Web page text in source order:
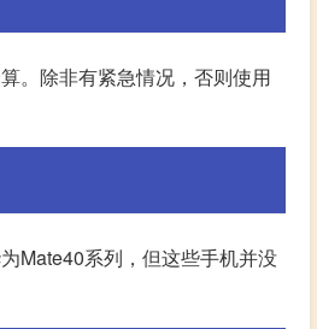
。除非有紧急情况，否则使用
Mate40系列，但这些手机并没